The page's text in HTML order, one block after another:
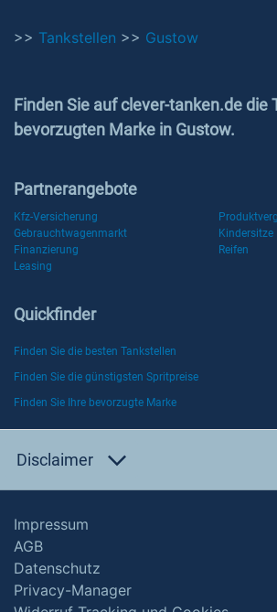
>> Tankstellen >> Gustow
Finden Sie auf clever-tanken.de die
bevorzugten Marke in Gustow.
Partnerangebote
Kfz-Versicherung
Gebrauchtwagenmarkt
Kindersitze
Finanzierung
Reifen
Leasing
Quickfinder
Finden Sie die besten Tankstellen
Finden Sie die günstigsten Spritpreise
Finden Sie Ihre bevorzugte Marke
Disclaimer
Impressum
AGB
Datenschutz
Privacy-Manager